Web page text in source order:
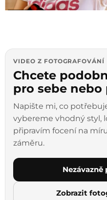
VIDEO Z FOTOGRAFOVÁNÍ
Chcete
pro sebe
Napište mi, co
vybereme vhodný styl,
připravím focení na
záměru.
Zobrazit